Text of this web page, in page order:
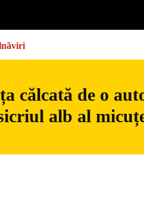
călcată de o
alb al